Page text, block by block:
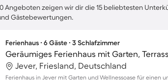
Angeboten zeigen wir dir die 15 beliebtesten
Gästebewertungen.
Ferienhaus ∙ 6 Gäste ∙ 3 Schlafzimmer
Jever, Friesland, Deutschland
Ferienhaus in Jever mit Garten und Wellnessoase für einen